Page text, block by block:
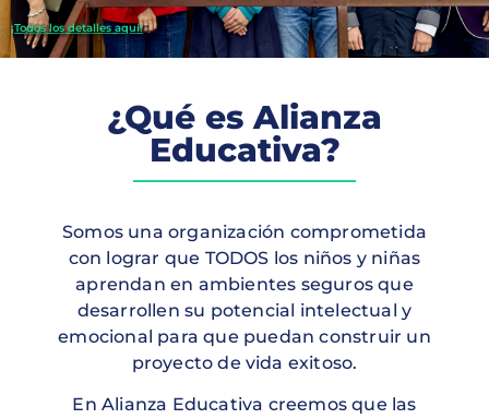
¡Todos los detalles aquí!
¿Qué es Alianza
Educativa?
Somos una organización comprometida
con lograr que TODOS los niños y niñas
aprendan en ambientes seguros que
desarrollen su potencial intelectual y
emocional para que puedan construir un
proyecto de vida exitoso.
En Alianza Educativa creemos que las